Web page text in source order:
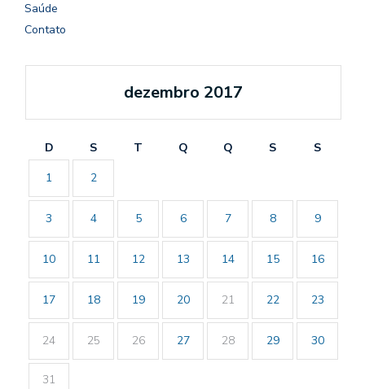
Saúde
Contato
dezembro 2017
D S T Q Q S
S
1
2
3 4 5 6 7 8 9
10 11 12 13 14 15 16
17 18 19 20 21 22 23
24 25 26 27 28 29 30
31